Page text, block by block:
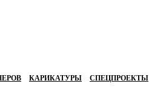
КАРИКАТУРЫ СПЕЦПРОЕКТЫ